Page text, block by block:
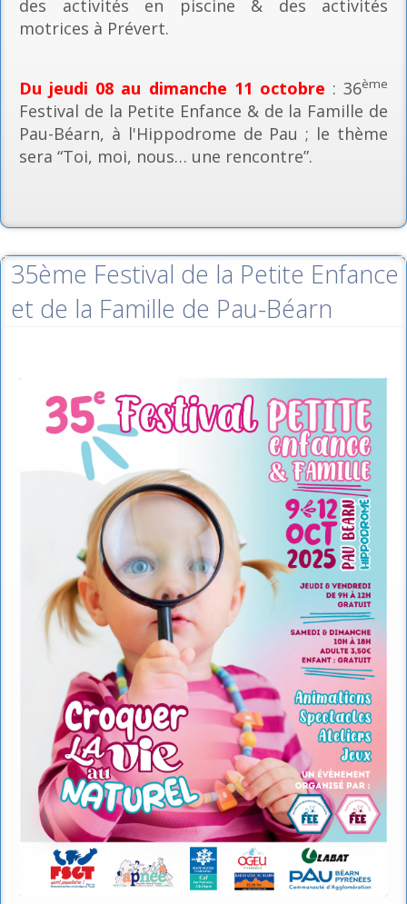
des activités en piscine & des activités
motrices à Prévert.
Du jeudi 08 au dimanche 11 octobre : 36ème
Festival de la Petite Enfance & de la Famille de
Pau-Béarn, à l'Hippodrome de Pau ; le thème
sera “Toi, moi, nous… une rencontre”.
35ème Festival de la Petite Enfance
et de la Famille de Pau-Béarn